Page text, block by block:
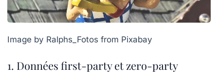
Image by Ralphs_Fotos from Pixabay
1. Données first-party et zero-party